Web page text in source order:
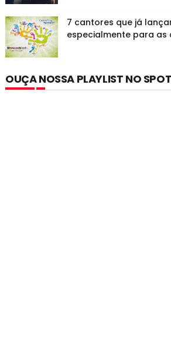
7 cantores que já
especialmente para as
OUÇA NOSSA PLAYLIST NO